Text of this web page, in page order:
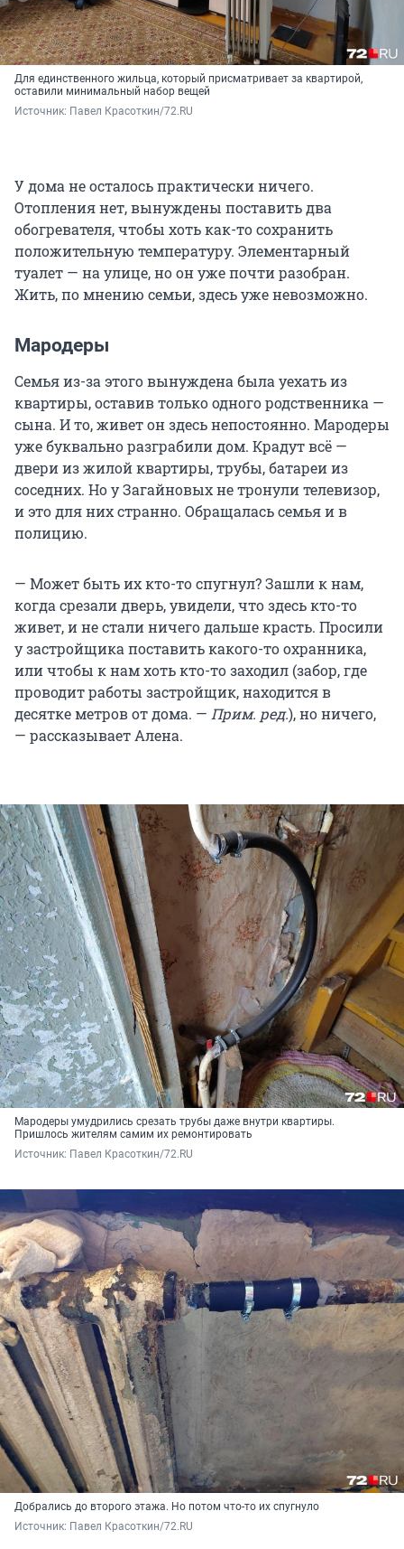
Для единственного жильца, который присматривает за квартирой,
оставили минимальный набор вещей
Источник: Павел Красоткин/72.RU
У дома не осталось практически ничего.
Отопления нет, вынуждены поставить два
обогревателя, чтобы хоть как-то сохранить
положительную температуру. Элементарный
туалет — на улице, но он уже почти разобран.
Жить, по мнению семьи, здесь уже невозможно.
Мародеры
Семья из-за этого вынуждена была уехать из
квартиры, оставив только одного родственника —
сына. И то, живет он здесь непостоянно. Мародеры
уже буквально разграбили дом. Крадут всё —
двери из жилой квартиры, трубы, батареи из
соседних. Но у Загайновых не тронули телевизор,
и это для них странно. Обращалась семья и в
полицию.
— Может быть их кто-то спугнул? Зашли к нам,
когда срезали дверь, увидели, что здесь кто-то
живет, и не стали ничего дальше красть. Просили
у застройщика поставить какого-то охранника,
или чтобы к нам хоть кто-то заходил (забор, где
проводит работы застройщик, находится в
десятке метров от дома. — Прим. ред.), но ничего,
— рассказывает Алена.
Мародеры умудрились срезать трубы даже внутри квартиры.
Пришлось жителям самим их ремонтировать
Источник: Павел Красоткин/72.RU
Добрались до второго этажа. Но потом что-то их спугнуло
Источник: Павел Красоткин/72.RU